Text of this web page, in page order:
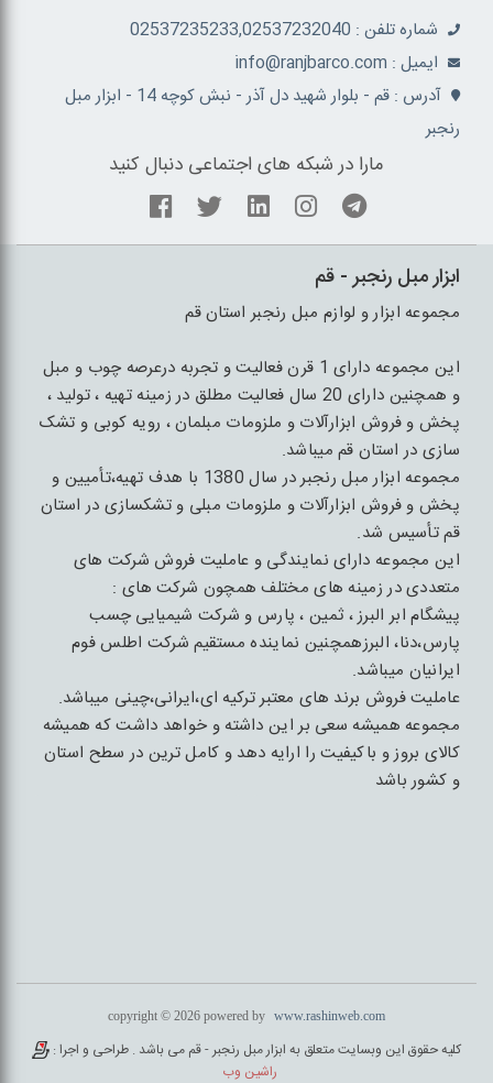
شماره تلفن : 02537235233,02537232040
ايميل : info@ranjbarco.com
آدرس : قم - بلوار شهید دل آذر - نبش کوچه 14 - ابزار مبل
رنجبر
مارا در شبکه های اجتماعی دنبال کنید
ابزار مبل رنجبر - قم
مجموعه ابزار و لوازم مبل رنجبر استان قم
این مجموعه دارای 1 قرن فعالیت و تجربه درعرصه چوب و مبل
و همچنین دارای 20 سال فعالیت مطلق در زمینه تهیه ، تولید ،
پخش و فروش ابزارآلات و ملزومات مبلمان ، رویه کوبی و تشک
سازی در استان قم میباشد.
مجموعه ابزار مبل رنجبر در سال 1380 با هدف تهیه،تأمیین و
پخش و فروش ابزارآلات و ملزومات مبلی و تشکسازی در استان
قم تأسیس شد.
این مجموعه دارای نمایندگی و عاملیت فروش شرکت های
متعددی در زمینه های مختلف همچون شرکت های :
پیشگام ابر البرز ، ثمین ، پارس و شرکت شیمیایی چسب
پارس،دنا، البرزهمچنین نماینده مستقیم شرکت اطلس فوم
ایرانیان میباشد.
عاملیت فروش برند های معتبر ترکیه ای،ایرانی،چینی میباشد.
مجموعه همیشه سعی بر این داشته و خواهد داشت که همیشه
کالای بروز و باکیفیت را ارایه دهد و کامل ترین در سطح استان
و کشور باشد
copyright © 2026 powered by www.rashinweb.com
کلیه حقوق این وبسایت متعلق به ابزار مبل رنجبر - قم می باشد . طراحی و اجرا :
راشین وب